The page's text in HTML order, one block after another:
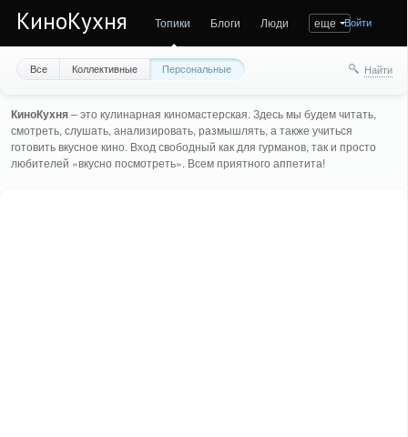
КиноКухня Топики Блоги Люди еще Войти
Все Коллективные Персональные Найти
КиноКухня– это кулинарная киномастерская. Здесь мы будем читать,
смотреть, слушать, анализировать, размышлять, а также учиться
готовить вкусное кино. Вход свободный как для гурманов, так и просто
любителей «вкусно посмотреть». Всем приятного аппетита!